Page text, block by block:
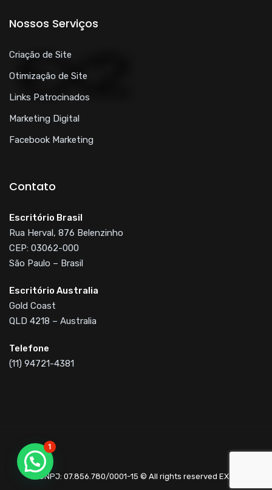
Nossos Serviços
Criação de Site
Otimização de Site
Links Patrocinados
Marketing Digital
Facebook Marketing
Contato
Escritório Brasil
Rua Herval, 876 Belenzinho
CEP: 03062-000
São Paulo – Brasil
Escritório Australia
Gold Coast
QLD 4218 – Australia
Telefone
(11) 94721-4381
CNPJ: 07.856.780/0001-15 © All rights reserved EX2
1